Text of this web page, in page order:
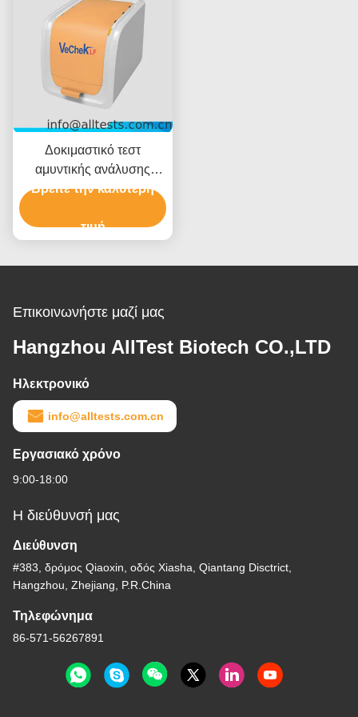
Δοκιμαστικό τεστ
αμυντικής ανάλυσης
πλευρικής ροής
Βρείτε την καλύτερη
τιμή
Επικοινωνήστε μαζί μας
Hangzhou AllTest Biotech CO.,LTD
Ηλεκτρονικό
info@alltests.com.cn
Εργασιακό χρόνο
9:00-18:00
Η διεύθυνσή μας
Διεύθυνση
#383, δρόμος Qiaoxin, οδός Xiasha, Qiantang Disctrict,
Hangzhou, Zhejiang, P.R.China
Τηλεφώνημα
86-571-56267891